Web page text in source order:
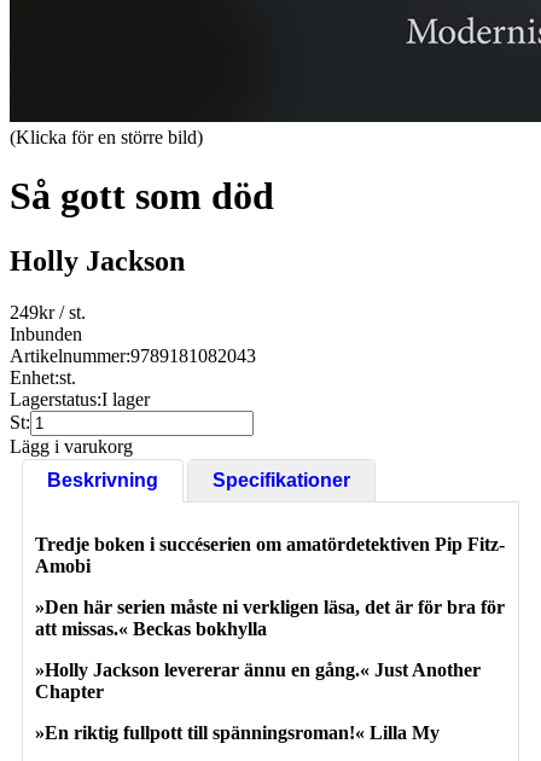
(Klicka för en större bild)
Så gott som död
Holly Jackson
249kr/ st.
Inbunden
Artikelnummer:9789181082043
Enhet:st.
Lagerstatus:I lager
St:
Lägg i varukorg
Beskrivning
Specifikationer
Tredje boken i succéserien om amatördetektiven Pip Fitz-
Amobi
»Den här serien måste ni verkligen läsa, det är för bra för
att missas.« Beckas bokhylla
»Holly Jackson levererar ännu en gång.« Just Another
Chapter
»En riktig fullpott till spänningsroman!« Lilla My